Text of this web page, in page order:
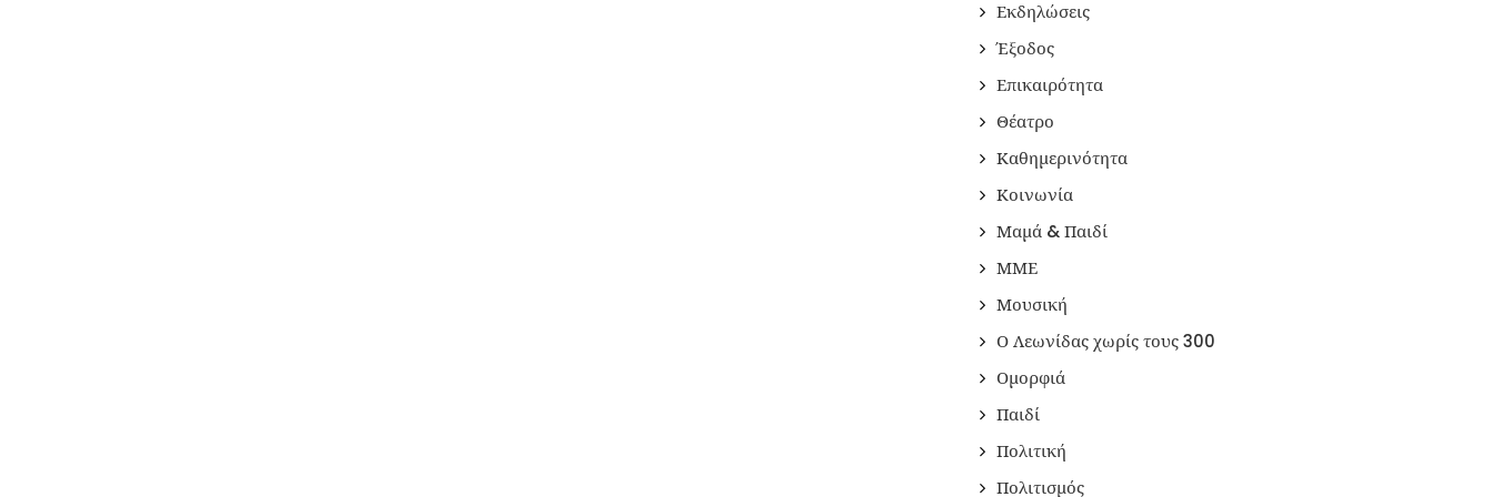
Εκδηλώσεις
Έξοδος
Επικαιρότητα
Θέατρο
Καθημερινότητα
Κοινωνία
Μαμά & Παιδί
ΜΜΕ
Μουσική
Ο Λεωνίδας χωρίς τους 300
Ομορφιά
Παιδί
Πολιτική
Πολιτισμός